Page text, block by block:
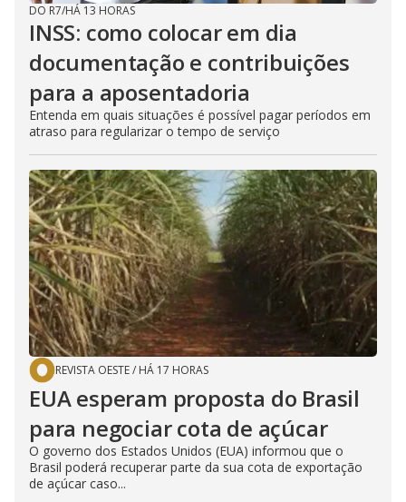
DO R7/HÁ 13 HORAS
INSS: como colocar em dia
documentação e contribuições
para a aposentadoria
Entenda em quais situações é possível pagar períodos em
atraso para regularizar o tempo de serviço
REVISTA OESTE/ HÁ 17 HORAS
EUA esperam proposta do Brasil
para negociar cota de açúcar
O governo dos Estados Unidos (EUA) informou que o
Brasil poderá recuperar parte da sua cota de exportação
de açúcar caso...